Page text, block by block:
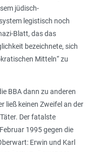
jüdisch-
legistisch noch
Blatt, das das
bezeichnete, sich
Mitteln“ zu
BBA dann zu anderen
ließ keinen Zweifel an der
Der fatalste
1995 gegen die
Erwin und Karl